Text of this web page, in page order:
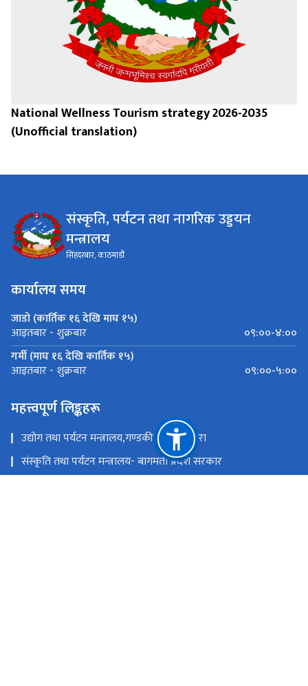
National Wellness Tourism strategy 2026-2035
(Unofficial translation)
संस्कृति, पर्यटन तथा नागरिक उड्डयन
मन्त्रालय
सिंहदरबार, काठमाडौं
कार्यालय समय
जाडो (कार्तिक १६ देखि माघ १५)
आइतबार - शुक्रबार
०९:००-४:००
गर्मी (माघ १६ देखि कार्तिक १५)
आइतबार - शुक्रबार ०९:००-५:००
महत्त्वपूर्ण लिङ्कहरू
उद्योग तथा पर्यटन मन्त्रालय,गण्डकी प्रदेश ,पोखरा
संस्कृति तथा पर्यटन मन्त्रालय- बागमती प्रदेश सरकार